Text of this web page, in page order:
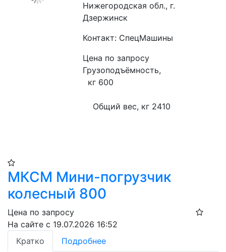
Нижегородская обл., г.
Дзержинск
Контакт: СпецМашины
Цена по запросу
Грузоподъёмность,
  кг 600
    Общий вес, кг 2410
МКСМ Мини-погрузчик
колесный 800
Цена по запросу
На сайте с 19.07.2026 16:52
Кратко
Подробнее